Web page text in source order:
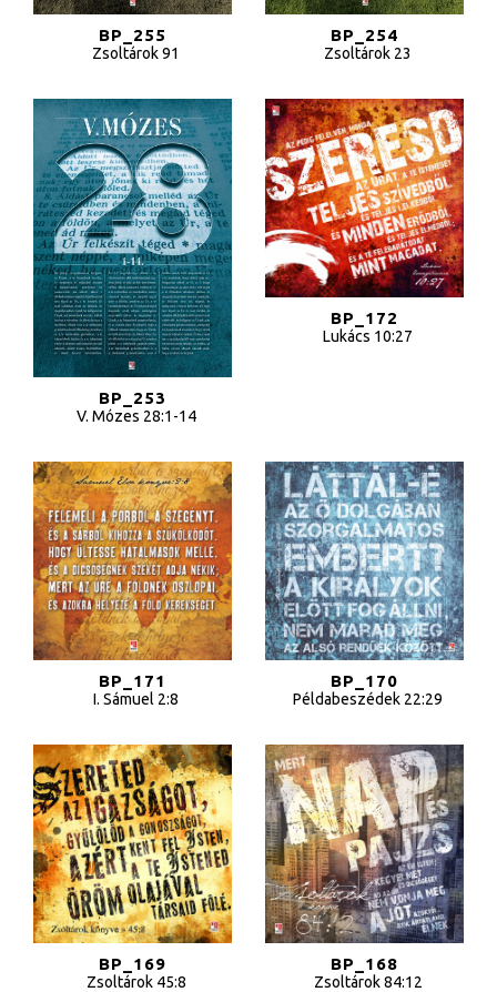
BP_255
Zsoltárok 91
BP_254
Zsoltárok 23
BP_253
V. Mózes 28:1-14
BP_172
Lukács 10:27
BP_171
I. Sámuel 2:8
BP_170
Példabeszédek 22:29
BP_169
Zsoltárok 45:8
BP_168
Zsoltárok 84:12